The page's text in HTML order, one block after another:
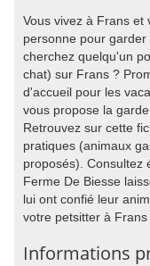
Vous vivez à Frans et
personne pour
cherchez quelqu'un
chat) sur Frans ?
d'accueil pour les
vous propose la
Retrouvez sur cette
pratiques (animaux
proposés). Consultez
Ferme De Biesse
lui ont confié leur
votre petsitter à
Informations